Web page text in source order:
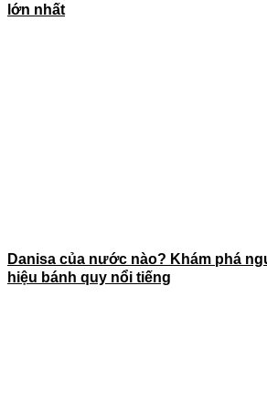
lớn nhất
Danisa của nước nào? Khám phá
hiệu bánh quy nổi tiếng